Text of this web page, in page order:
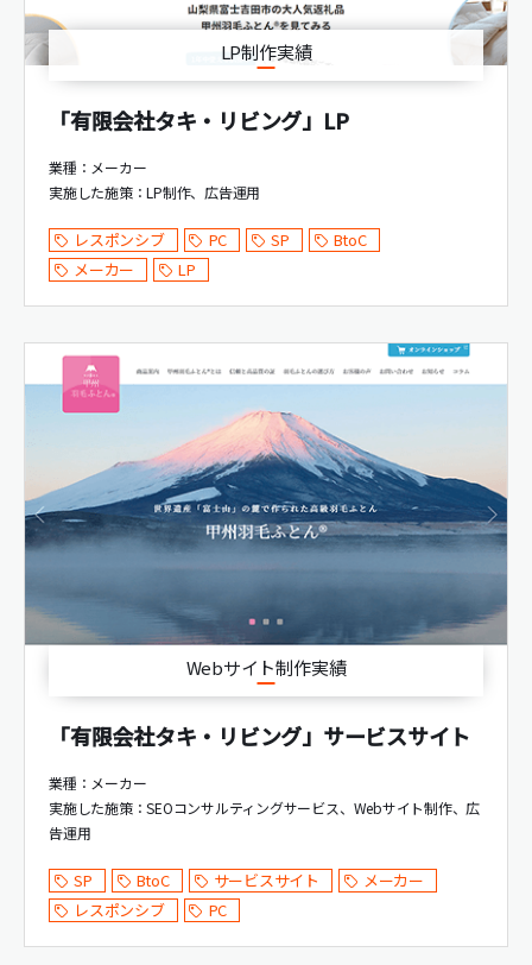
LP制作実績
「有限会社タキ・リビング」LP
業種：メーカー
実施した施策：LP制作 広告運用
レスポンシブ PC SP
BtoC
メーカー
LP
Webサイト制作実績
「有限会社タキ・リビング」サービスサイト
業種：メーカー
実施した施策：SEOコンサルティングサービス Webサイト制作
広
告運用
SP BtoC サービスサイト
メーカー
レスポンシブ
PC